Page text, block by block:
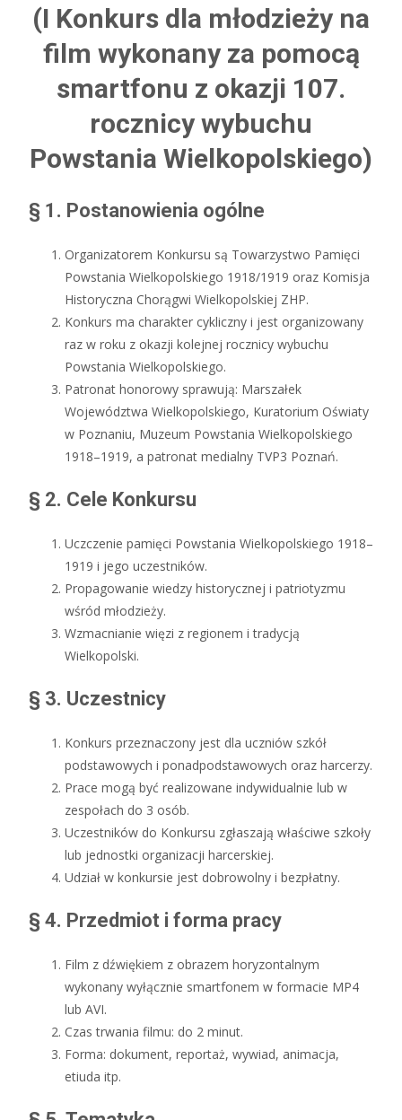
(I Konkurs dla młodzieży na
film wykonany za pomocą
smartfonu z okazji 107.
rocznicy wybuchu
Powstania Wielkopolskiego)
§ 1. Postanowienia ogólne
Organizatorem Konkursu są Towarzystwo Pamięci
Powstania Wielkopolskiego 1918/1919 oraz Komisja
Historyczna Chorągwi Wielkopolskiej ZHP.
Konkurs ma charakter cykliczny i jest organizowany
raz w roku z okazji kolejnej rocznicy wybuchu
Powstania Wielkopolskiego.
Patronat honorowy sprawują: Marszałek
Województwa Wielkopolskiego, Kuratorium Oświaty
w Poznaniu, Muzeum Powstania Wielkopolskiego
1918–1919, a patronat medialny TVP3 Poznań.
§ 2. Cele Konkursu
Uczczenie pamięci Powstania Wielkopolskiego 1918–
1919 i jego uczestników.
Propagowanie wiedzy historycznej i patriotyzmu
wśród młodzieży.
Wzmacnianie więzi z regionem i tradycją
Wielkopolski.
§ 3. Uczestnicy
Konkurs przeznaczony jest dla uczniów szkół
podstawowych i ponadpodstawowych oraz harcerzy.
Prace mogą być realizowane indywidualnie lub w
zespołach do 3 osób.
Uczestników do Konkursu zgłaszają właściwe szkoły
lub jednostki organizacji harcerskiej.
Udział w konkursie jest dobrowolny i bezpłatny.
§ 4. Przedmiot i forma pracy
Film z dźwiękiem z obrazem horyzontalnym
wykonany wyłącznie smartfonem w formacie MP4
lub AVI.
Czas trwania filmu: do 2 minut.
Forma: dokument, reportaż, wywiad, animacja,
etiuda itp.